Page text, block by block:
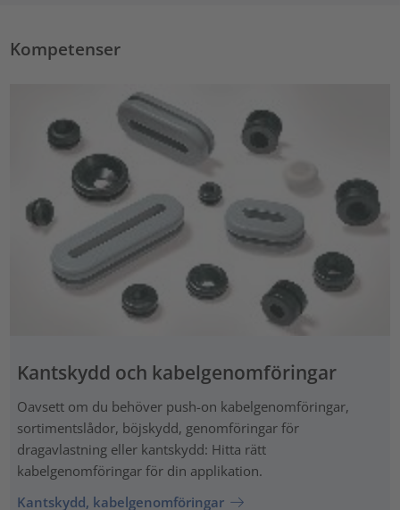
Kompetenser
Kantskydd och kabelgenomföringar
Oavsett om du behöver push-on kabelgenomföringar,
sortimentslådor, böjskydd, genomföringar för
dragavlastning eller kantskydd: Hitta rätt
kabelgenomföringar för din applikation.
Kantskydd, kabelgenomföringar